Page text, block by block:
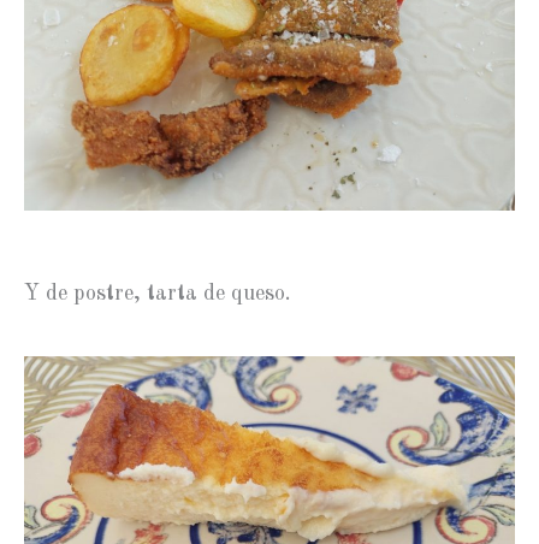
Y de postre, tarta de queso.